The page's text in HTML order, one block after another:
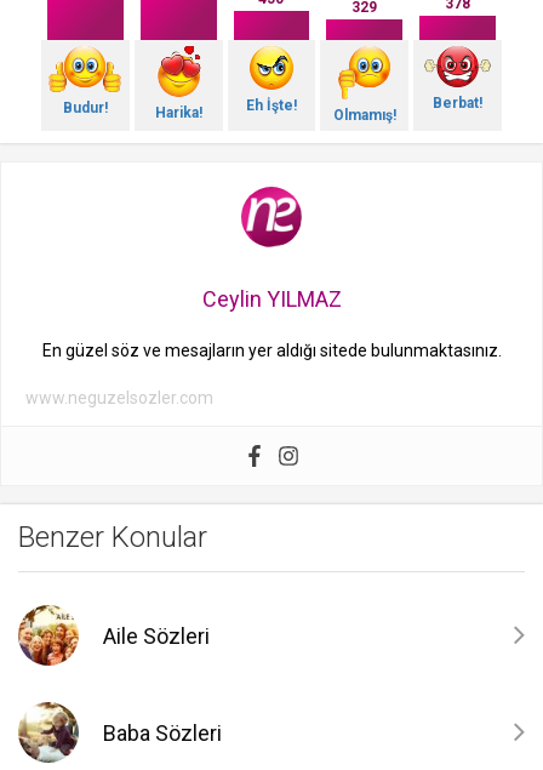
Budur! Harika! Eh İşte!
329
Olmamış!
378
Berbat!
Ceylin YILMAZ
En güzel söz ve mesajların yer aldığı sitede bulunmaktasınız.
www.neguzelsozler.com
Benzer Konular
Aile Sözleri
Baba Sözleri